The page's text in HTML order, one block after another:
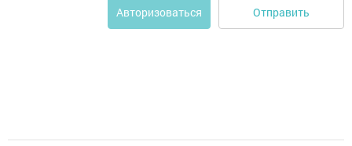
Авторизоваться Отправить